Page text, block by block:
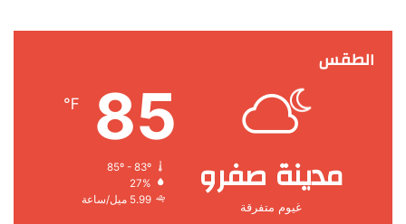
الطقس
مدينة صفرو
غيوم متفرقة
85
℉
85º - 83º
27%
5.99 ميل/ساعة